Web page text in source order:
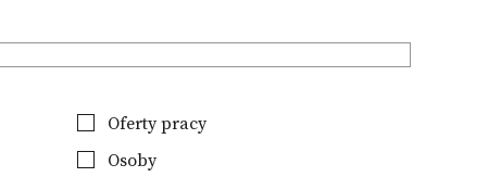
Oferty pracy
Osoby